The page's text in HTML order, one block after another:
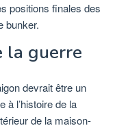
positions finales des
bunker.
la guerre
devrait être un
à l’histoire de la
de la maison-